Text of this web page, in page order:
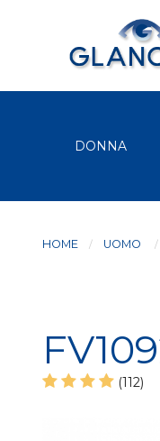
DONNA
HOME UOMO
(112)